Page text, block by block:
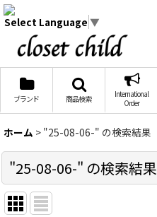
Select Language ▼
ブランド 商品検索
International
Order
ホーム > "25-08-06-" の検索結果
"25-08-06-" の検索結果